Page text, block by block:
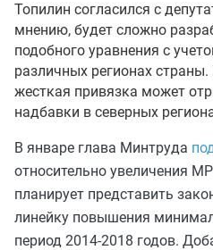
Топилин согласился с
мнению, будет сложно
подобного уравнения с
различных регионах
жесткая привязка может
надбавки в северных
В январе глава Минтруда
относительно увеличения
планирует представить
линейку повышения
период 2014-2018 годов.